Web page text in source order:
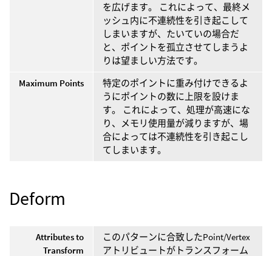
を広げます。 これによって、最終メ
ッシュ内に不連続性を引き起こして
しまいますが、たいていの場合だ
と、ポイントを孤立させてしまうよ
りは望ましい方法です。
Maximum Points
特定のポイントに重み付けできるよ
うにポイントの数に上限を設けま
す。 これによって、処理が高速にな
り、メモリ使用量が減りますが、場
合によっては不連続性を引き起こし
てしまいます。
Deform
Attributes to
Transform
このパターンに合致したPoint/Vertex
アトリビュートがトランスフォーム